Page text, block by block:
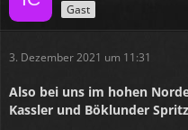
🧐🤨🤫
Gast
3. Dezember 2021 um 11:31
Also bei uns im hohen
Kassler und Böklunder